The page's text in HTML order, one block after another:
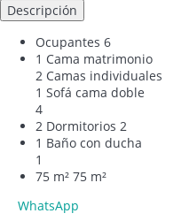
Descripción
Ocupantes 6
1 Cama matrimonio
2 Camas individuales
1 Sofá cama doble
4
2 Dormitorios 2
1 Baño con ducha
1
75 m² 75 m²
WhatsApp